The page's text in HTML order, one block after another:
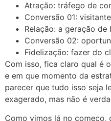
Atração: tráfego de
Conversão 01:
Relação: a geração de
Conversão 02:
Fidelização: fazer do
Com isso, fica claro qual é
e em que momento da
parecer que tudo isso seja
exagerado, mas não é
Como vimos lá no começo,